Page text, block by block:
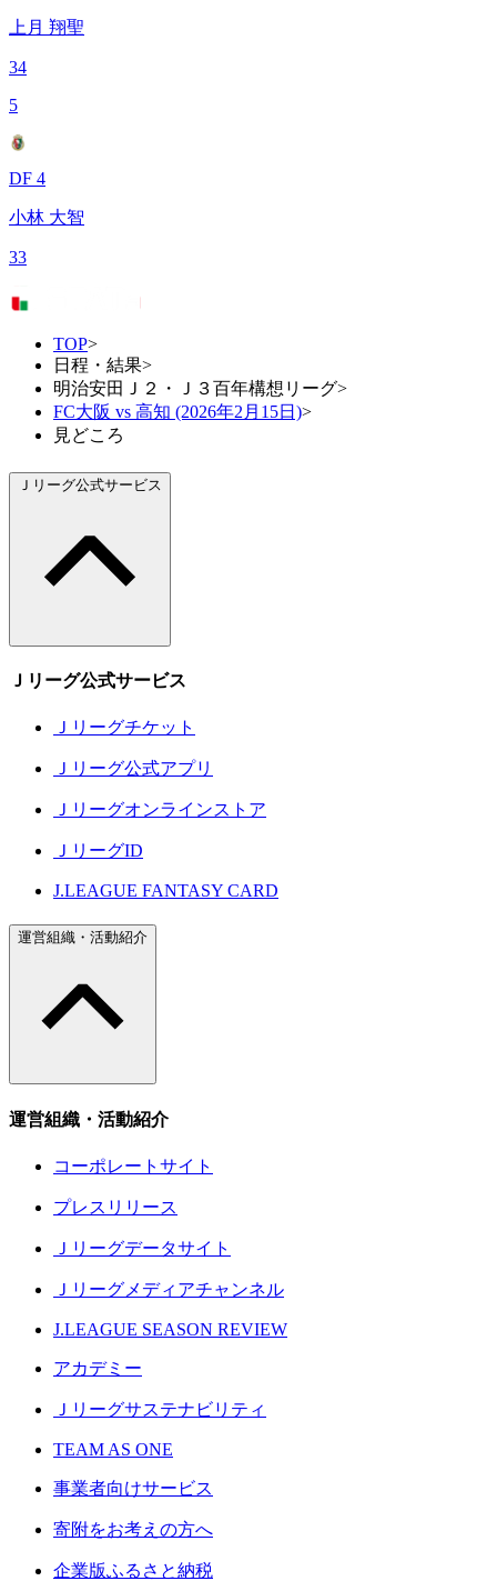
上月 翔聖
34
5
DF 4
小林 大智
33
TOP>
日程・結果>
明治安田Ｊ２・Ｊ３百年構想リーグ>
FC大阪 vs 高知 (2026年2月15日)>
見どころ
Ｊリーグ公式サービス
Ｊリーグ公式サービス
Ｊリーグチケット
Ｊリーグ公式アプリ
Ｊリーグオンラインストア
ＪリーグID
J.LEAGUE FANTASY CARD
運営組織・活動紹介
運営組織・活動紹介
コーポレートサイト
プレスリリース
Ｊリーグデータサイト
Ｊリーグメディアチャンネル
J.LEAGUE SEASON REVIEW
アカデミー
Ｊリーグサステナビリティ
TEAM AS ONE
事業者向けサービス
寄附をお考えの方へ
企業版ふるさと納税